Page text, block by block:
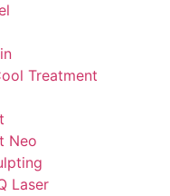
Treatment
Neo
Laser